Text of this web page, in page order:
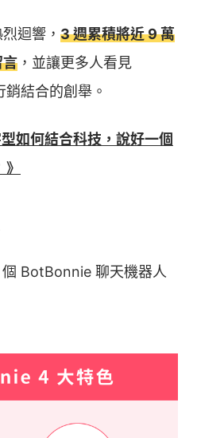
迴響， 3 週累積將近 9 萬
言 ，並讓更多人看見
結合的創舉。
型如何結合科技，說好一個
BotBonnie 聊天機器人